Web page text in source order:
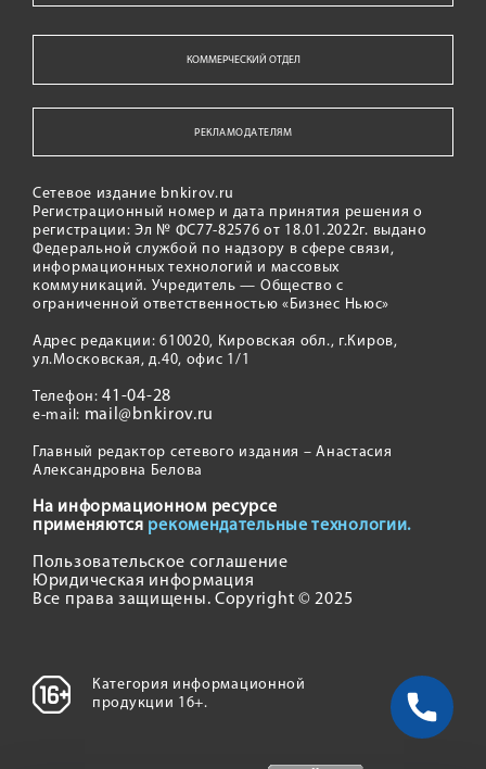
КОММЕРЧЕСКИЙ ОТДЕЛ
РЕКЛАМОДАТЕЛЯМ
Сетевое издание bnkirov.ru
Регистрационный номер и дата принятия решения о
регистрации: Эл № ФС77-82576 от 18.01.2022г. выдано
Федеральной службой по надзору в сфере связи,
информационных технологий и массовых
коммуникаций. Учредитель — Общество с
ограниченной ответственностью «Бизнес Ньюс»
Адрес редакции: 610020, Кировская обл., г.Киров,
ул.Московская, д.40, офис 1/1
Телефон:41-04-28
e-mail: mail@bnkirov.ru
Главный редактор сетевого издания – Анастасия
Александровна Белова
На информационном ресурсе
применяются рекомендательные технологии.
Пользовательское соглашение
Юридическая информация
Все права защищены. Copyright © 2025
Категория информационной
продукции 16+.